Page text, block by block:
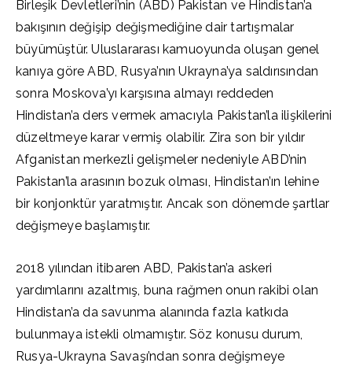
Birleşik Devletleri’nin (ABD) Pakistan ve Hindistan’a
bakışının değişip değişmediğine dair tartışmalar
büyümüştür. Uluslararası kamuoyunda oluşan genel
kanıya göre ABD, Rusya’nın Ukrayna’ya saldırısından
sonra Moskova’yı karşısına almayı reddeden
Hindistan’a ders vermek amacıyla Pakistan’la ilişkilerini
düzeltmeye karar vermiş olabilir. Zira son bir yıldır
Afganistan merkezli gelişmeler nedeniyle ABD’nin
Pakistan’la arasının bozuk olması, Hindistan’ın lehine
bir konjonktür yaratmıştır. Ancak son dönemde şartlar
değişmeye başlamıştır.
2018 yılından itibaren ABD, Pakistan’a askeri
yardımlarını azaltmış, buna rağmen onun rakibi olan
Hindistan’a da savunma alanında fazla katkıda
bulunmaya istekli olmamıştır. Söz konusu durum,
Rusya-Ukrayna Savaşı’ndan sonra değişmeye